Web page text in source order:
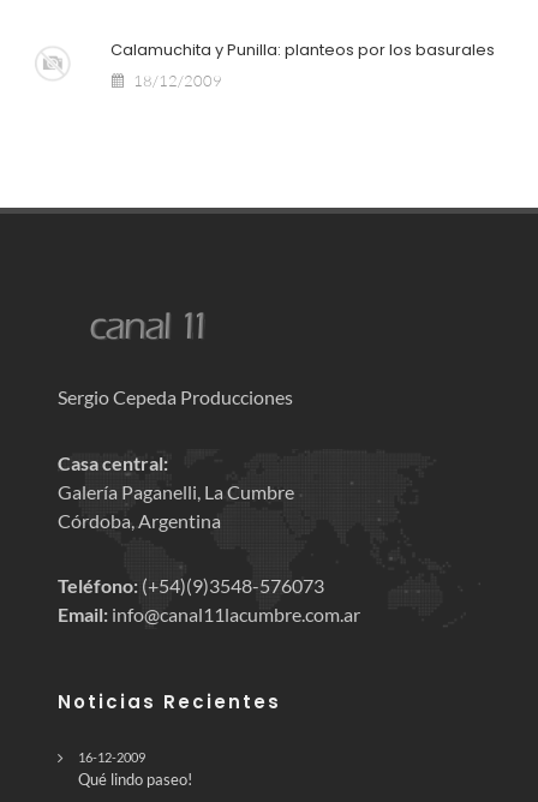
Calamuchita y Punilla: planteos por los basurales
18/12/2009
Sergio Cepeda Producciones
Casa central:
Galería Paganelli, La Cumbre
Córdoba, Argentina
Teléfono: (+54)(9)3548-576073
Email: info@canal11lacumbre.com.ar
Noticias Recientes
16-12-2009
Qué lindo paseo!